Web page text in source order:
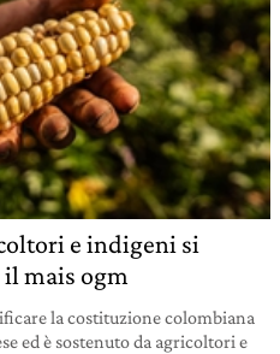
e indigeni si
mais ogm
la costituzione colombiana
ed è sostenuto da agricoltori e